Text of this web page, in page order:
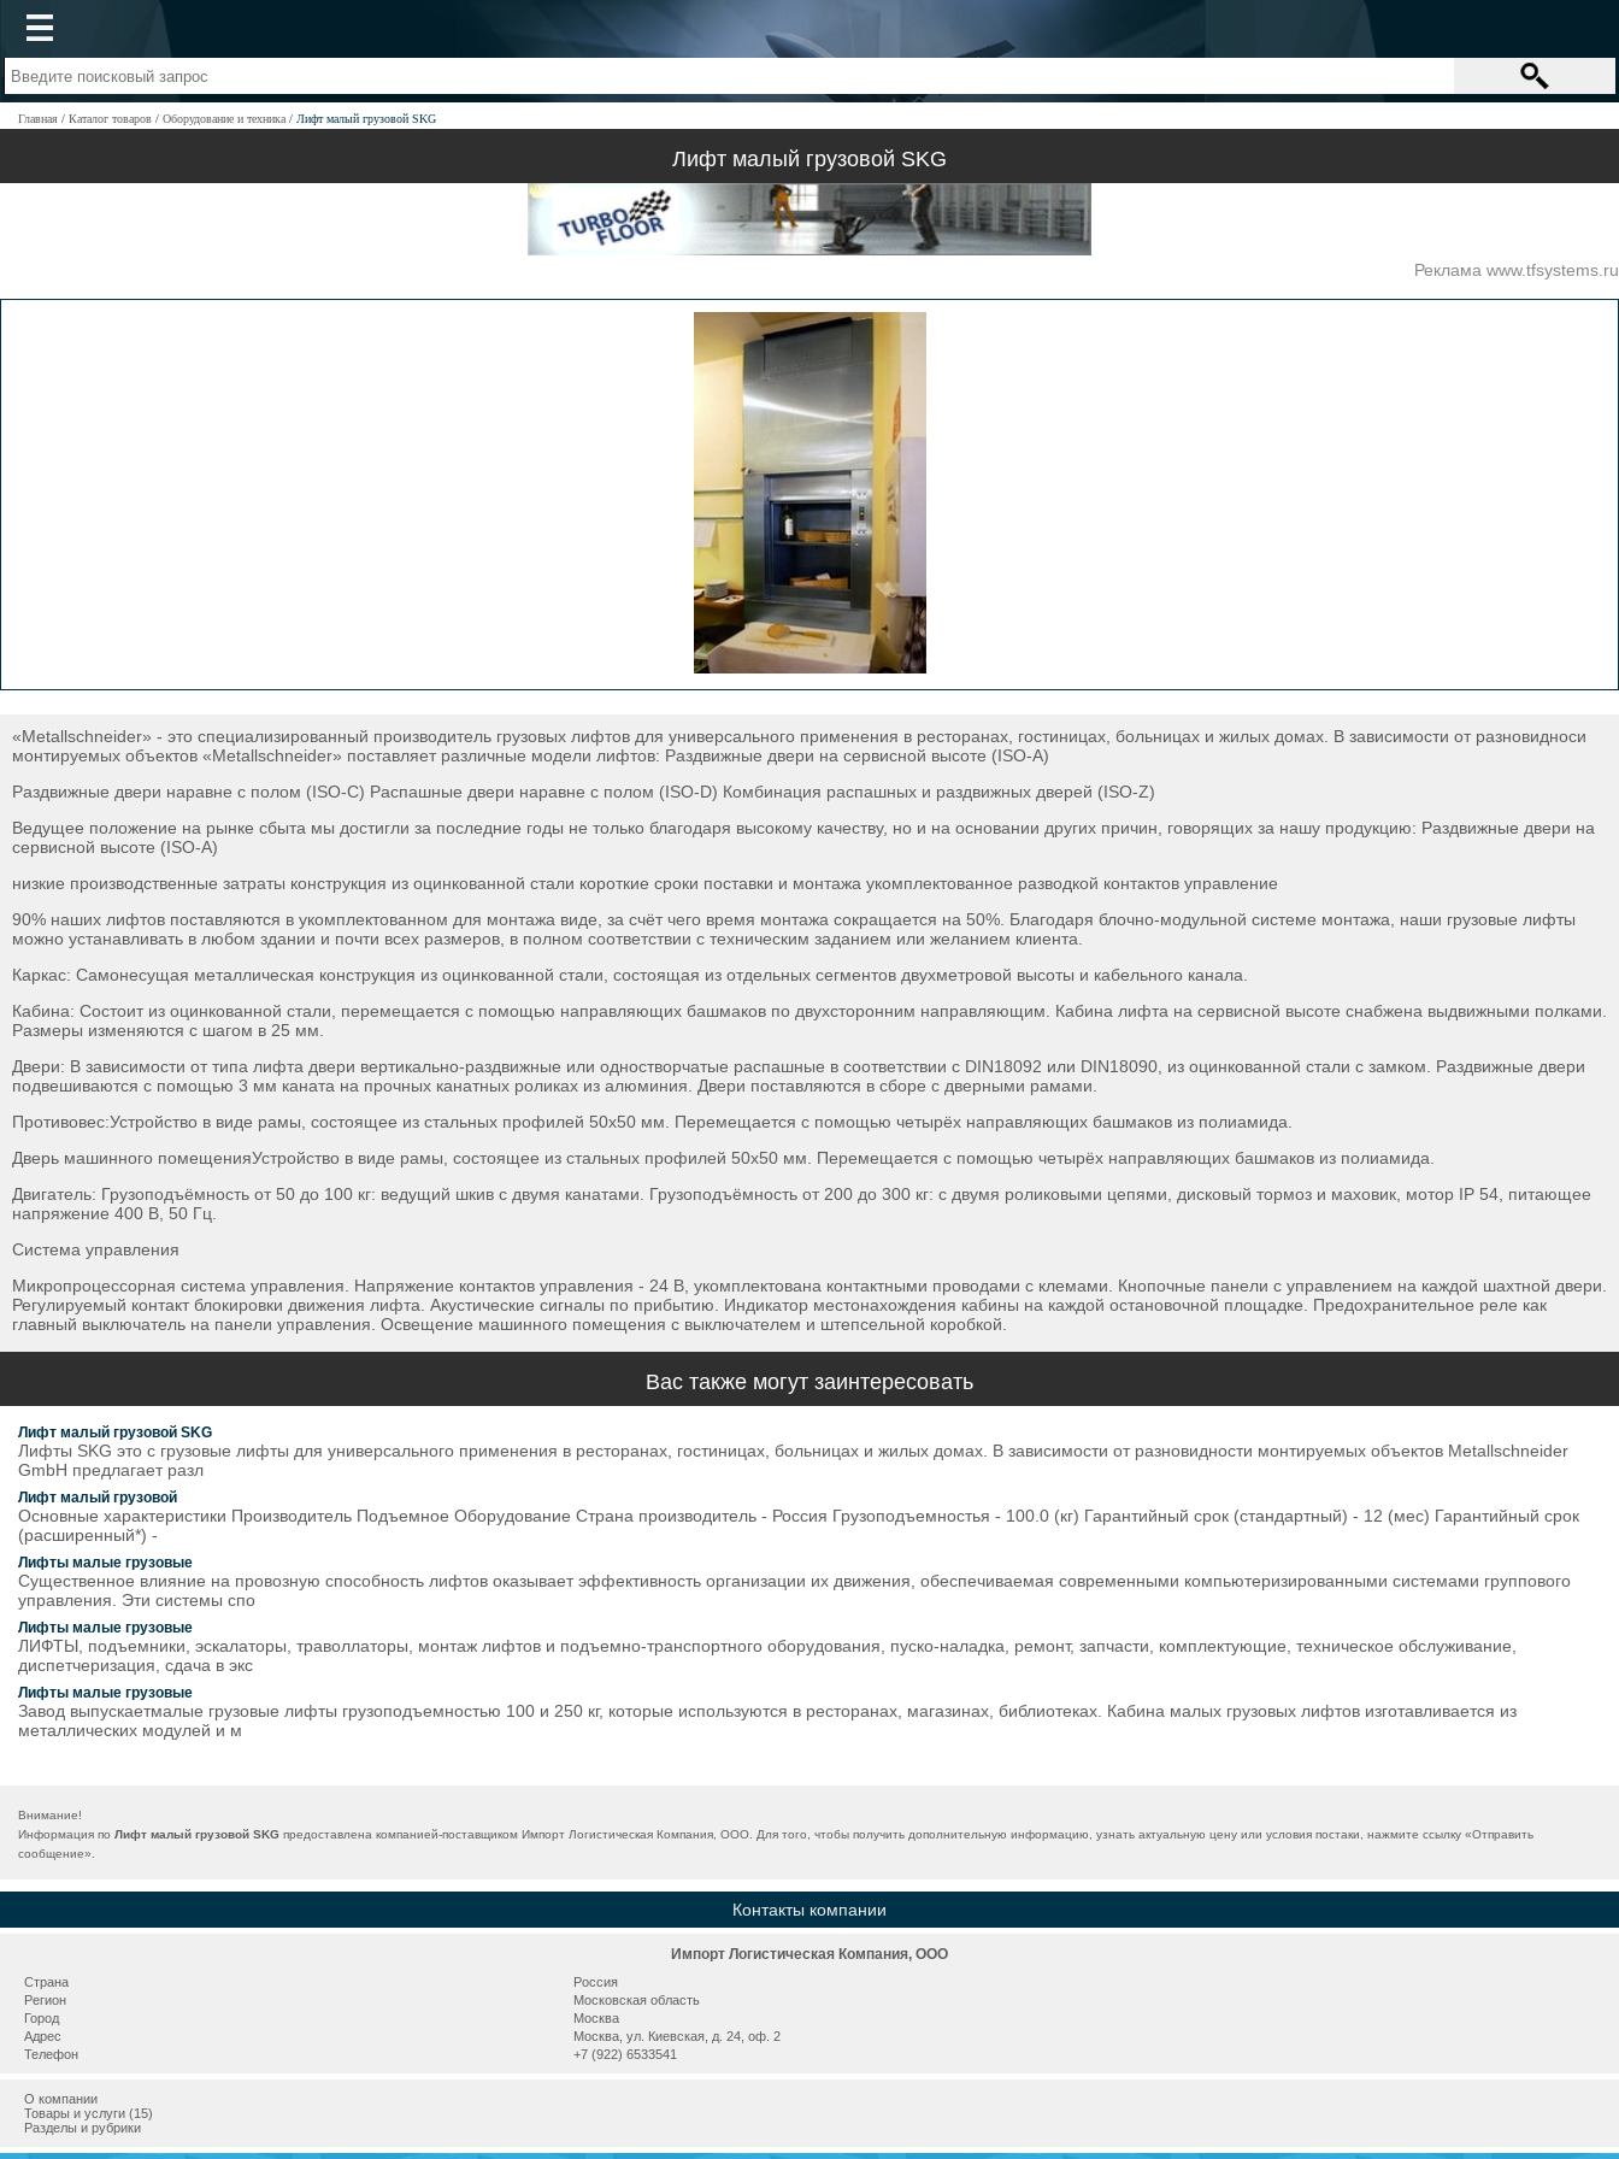
Главная Каталог товаров Оборудование и техника Лифт малый грузовой SKG
Лифт малый грузовой SKG
Реклама www.tfsystems.ru
«Metallschneider» - это специализированный производитель грузовых лифтов для универсального применения в ресторанах, гостиницах, больницах и жилых домах. В зависимости от разновидноси
монтируемых объектов «Metallschneider» поставляет различные модели лифтов: Раздвижные двери на сервисной высоте (ISO-A)
Раздвижные двери наравне с полом (ISO-C) Распашные двери наравне с полом (ISO-D) Комбинация распашных и раздвижных дверей (ISO-Z)
Ведущее положение на рынке сбыта мы достигли за последние годы не только благодаря высокому качеству, но и на основании других причин, говорящих за нашу продукцию: Раздвижные двери на
сервисной высоте (ISO-A)
низкие производственные затраты конструкция из оцинкованной стали короткие сроки поставки и монтажа укомплектованное разводкой контактов управление
90% наших лифтов поставляются в укомплектованном для монтажа виде, за счёт чего время монтажа сокращается на 50%. Благодаря блочно-модульной системе монтажа, наши грузовые лифты
можно устанавливать в любом здании и почти всех размеров, в полном соответствии с техническим заданием или желанием клиента.
Каркас: Самонесущая металлическая конструкция из оцинкованной стали, состоящая из отдельных сегментов двухметровой высоты и кабельного канала.
Кабина: Состоит из оцинкованной стали, перемещается с помощью направляющих башмаков по двухсторонним направляющим. Кабина лифта на сервисной высоте снабжена выдвижными полками.
Размеры изменяются с шагом в 25 мм.
Двери: В зависимости от типа лифта двери вертикально-раздвижные или одностворчатые распашные в соответствии с DIN18092 или DIN18090, из оцинкованной стали с замком. Раздвижные двери
подвешиваются с помощью 3 мм каната на прочных канатных роликах из алюминия. Двери поставляются в сборе с дверными рамами.
Противовес:Устройство в виде рамы, состоящее из стальных профилей 50х50 мм. Перемещается с помощью четырёх направляющих башмаков из полиамида.
Дверь машинного помещенияУстройство в виде рамы, состоящее из стальных профилей 50х50 мм. Перемещается с помощью четырёх направляющих башмаков из полиамида.
Двигатель: Грузоподъёмность от 50 до 100 кг: ведущий шкив с двумя канатами. Грузоподъёмность от 200 до 300 кг: с двумя роликовыми цепями, дисковый тормоз и маховик, мотор IP 54, питающее
напряжение 400 В, 50 Гц.
Система управления
Микропроцессорная система управления. Напряжение контактов управления - 24 В, укомплектована контактными проводами с клемами. Кнопочные панели с управлением на каждой шахтной двери.
Регулируемый контакт блокировки движения лифта. Акустические сигналы по прибытию. Индикатор местонахождения кабины на каждой остановочной площадке. Предохранительное реле как
главный выключатель на панели управления. Освещение машинного помещения с выключателем и штепсельной коробкой.
Вас также могут заинтересовать
Лифт малый грузовой SKG
Лифты SKG это с грузовые лифты для универсального применения в ресторанах, гостиницах, больницах и жилых домах. В зависимости от разновидности монтируемых объектов Metallschneider
GmbH предлагает разл
Лифт малый грузовой
Основные характеристики Производитель Подъемное Оборудование Страна производитель - Россия Грузоподъемностья - 100.0 (кг) Гарантийный срок (стандартный) - 12 (мес) Гарантийный срок
(расширенный*) -
Лифты малые грузовые
Существенное влияние на провозную способность лифтов оказывает эффективность организации их движения, обеспечиваемая современными компьютеризированными системами группового
управления. Эти системы спо
Лифты малые грузовые
ЛИФТЫ, подъемники, эскалаторы, траволлаторы, монтаж лифтов и подъемно-транспортного оборудования, пуско-наладка, ремонт, запчасти, комплектующие, техническое обслуживание,
диспетчеризация, сдача в экс
Лифты малые грузовые
Завод выпускаетмалые грузовые лифты грузоподъемностью 100 и 250 кг, которые используются в ресторанах, магазинах, библиотеках. Кабина малых грузовых лифтов изготавливается из
металлических модулей и м
Внимание!
Информация по Лифт малый грузовой SKG предоставлена компанией-поставщиком Импорт Логистическая Компания, ООО. Для того, чтобы получить дополнительную информацию, узнать актуальную цену или условия постаки, нажмите ссылку «Отправить
сообщение».
Контакты компании
Импорт Логистическая Компания, ООО
Страна
Россия
Регион
Московская область
Город
Москва
Адрес
Москва, ул. Киевская, д. 24, оф. 2
Телефон
+7 (922) 6533541
О компании
Товары и услуги (15)
Разделы и рубрики